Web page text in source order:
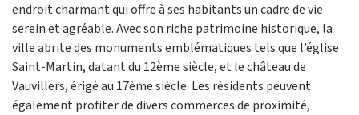
endroit charmant qui offre à ses habitants un cadre de vie
serein et agréable. Avec son riche patrimoine historique, la
ville abrite des monuments emblématiques tels que l’église
Saint-Martin, datant du 12ème siècle, et le château de
Vauvillers, érigé au 17ème siècle. Les résidents peuvent
également profiter de divers commerces de proximité,